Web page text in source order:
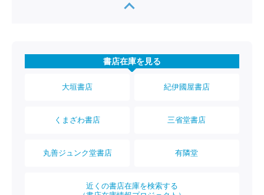
書店在庫を見る
大垣書店 紀伊國屋書店
くまざわ書店 三省堂書店
丸善ジュンク堂書店 有隣堂
近くの書店在庫を検索する